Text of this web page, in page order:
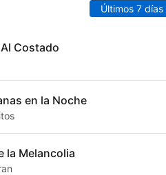
Últimos 7 días
Costado
en la Noche
la Melancolia